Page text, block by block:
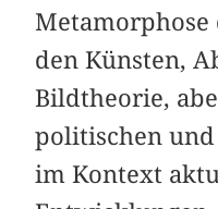
Metamorphose
den Künsten,
Bildtheorie,
politischen
im Kontext